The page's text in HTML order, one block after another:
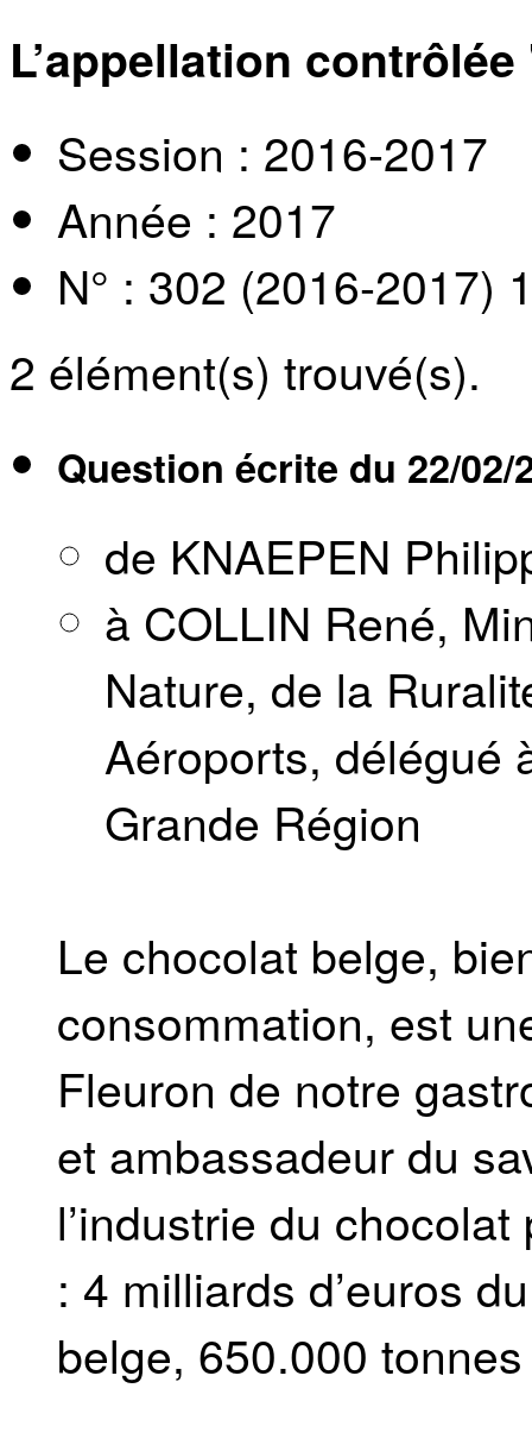
L’appellation
Session : 2016-2017
Année : 2017
N° : 302 (2016-2017)
2 élément(s) trouvé(s).
Question écrite du 22/02/
de KNAEPEN
à COLLIN René,
Nature, de la
Aéroports, délégué
Grande Région
Le chocolat belge,
consommation, est
Fleuron de notre
et ambassadeur du
l’industrie du
: 4 milliards d’euros
belge, 650.000